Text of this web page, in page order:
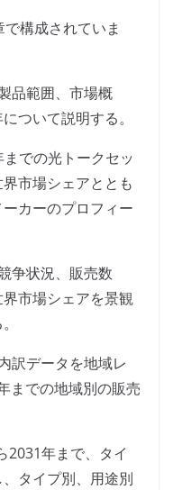
構成されていま
品範囲、市場概
ついて説明する。
での光トークセッ
市場シェアととも
カーのプロフィー
争状況、販売数
市場シェアを景観
訳データを地域レ
までの地域別の販売
2031年まで、タイ
タイプ別、用途別